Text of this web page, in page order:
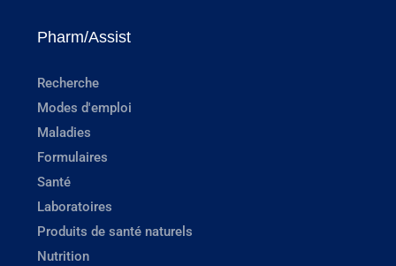
Pharm/Assist
Recherche
Modes d'emploi
Maladies
Formulaires
Santé
Laboratoires
Produits de santé naturels
Nutrition